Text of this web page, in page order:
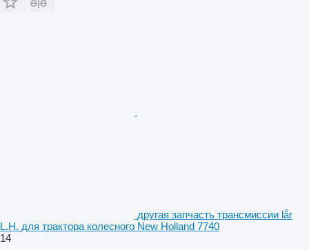
другая запчасть трансмиссии lår
L.H. для трактора колесного New Holland 7740
14